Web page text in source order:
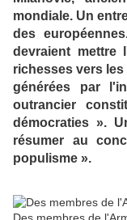
mondiale. Un
des
devraient mettre
richesses vers
générées par
outrancier
démocraties ».
résumer au
populisme ».